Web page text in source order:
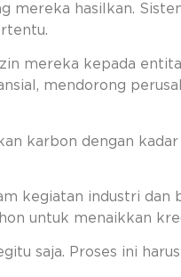
mereka hasilkan.
mereka kepada
mendorong
karbon dengan
kegiatan industri dan
untuk menaikkan
saja. Proses ini